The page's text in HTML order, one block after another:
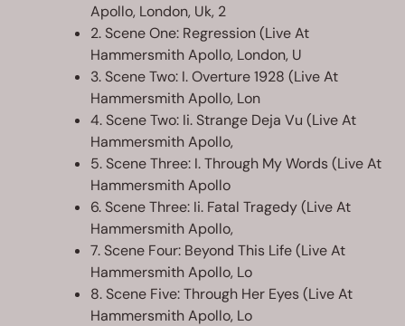
Apollo, London, Uk, 2
2. Scene One: Regression (Live At
Hammersmith Apollo, London, U
3. Scene Two: I. Overture 1928 (Live At
Hammersmith Apollo, Lon
4. Scene Two: Ii. Strange Deja Vu (Live At
Hammersmith Apollo,
5. Scene Three: I. Through My Words (Live At
Hammersmith Apollo
6. Scene Three: Ii. Fatal Tragedy (Live At
Hammersmith Apollo,
7. Scene Four: Beyond This Life (Live At
Hammersmith Apollo, Lo
8. Scene Five: Through Her Eyes (Live At
Hammersmith Apollo, Lo